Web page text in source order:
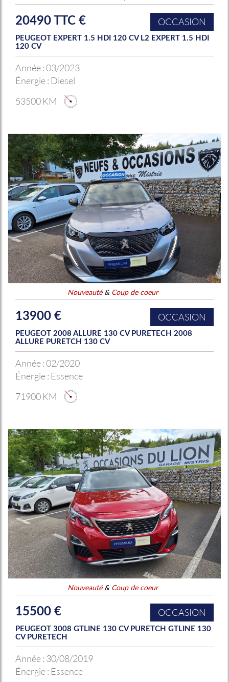
20490 TTC € OCCASION
PEUGEOT EXPERT 1.5 HDI 120 CV L2 EXPERT 1.5 HDI
120 CV
Année :03/2023
Énergie : Diesel
53500 KM
Nouveauté& Coup de coeur
13900 € OCCASION
PEUGEOT 2008 ALLURE 130 CV PURETECH 2008
ALLURE PURETCH 130 CV
Année :02/2020
Énergie : Essence
71900 KM
Nouveauté& Coup de coeur
15500 € OCCASION
PEUGEOT 3008 GTLINE 130 CV PURETCH GTLINE 130
CV PURETECH
Année : 30/08/2019
Énergie : Essence